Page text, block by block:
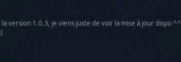
la version 1.0.3, je viens juste de voir la mise à jour dispo ^^